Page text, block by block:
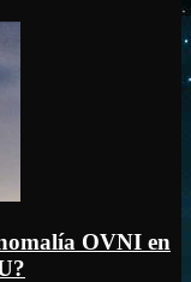
OVNI en